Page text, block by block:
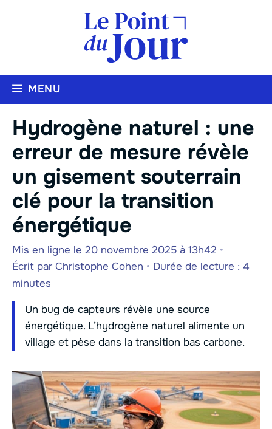
MENU
Hydrogène naturel : une
erreur de mesure révèle
un gisement souterrain
clé pour la transition
énergétique
Mis en ligne le 20 novembre 2025 à 13h42 •
Écrit par Christophe Cohen • Durée de lecture : 4
minutes
Un bug de capteurs révèle une source
énergétique. L’hydrogène naturel alimente un
village et pèse dans la transition bas carbone.